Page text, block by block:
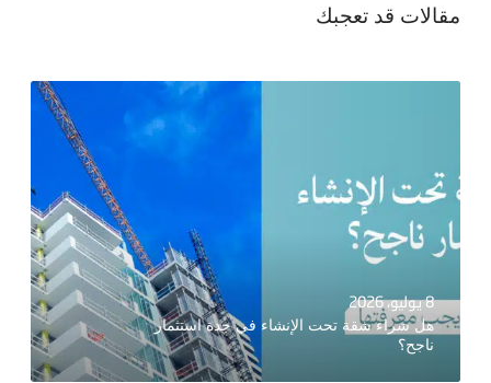
مقالات قد تعجبك
8 يوليو، 2026
هل شراء شقة تحت الإنشاء في جدة استثمار
ناجح؟